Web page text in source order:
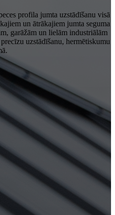
profila jumta uzstādīšanu visā
un ātrākajiem jumta seguma
garāžām un lielām industriālām
uzstādīšanu, hermētiskumu